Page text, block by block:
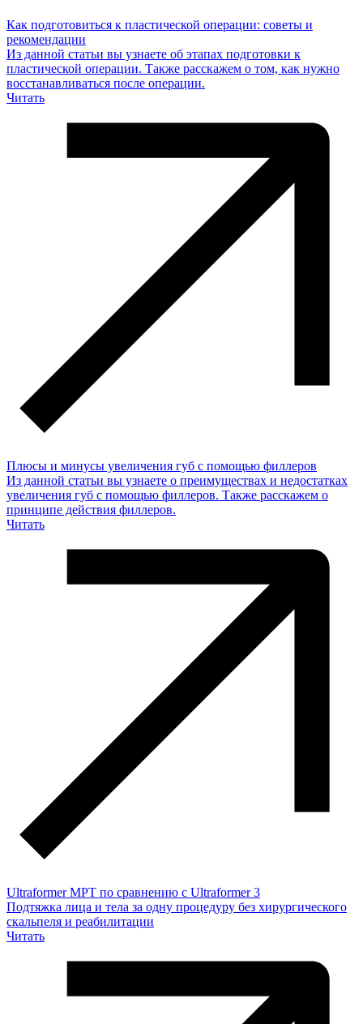
Как подготовиться к пластической операции: советы и
рекомендации
Из данной статьи вы узнаете об этапах подготовки к
пластической операции. Также расскажем о том, как нужно
восстанавливаться после операции.
Читать
Плюсы и минусы увеличения губ с помощью филлеров
Из данной статьи вы узнаете о преимуществах и недостатках
увеличения губ с помощью филлеров. Также расскажем о
принципе действия филлеров.
Читать
Ultraformer MPT по сравнению с Ultraformer 3
Подтяжка лица и тела за одну процедуру без хирургического
скальпеля и реабилитации
Читать